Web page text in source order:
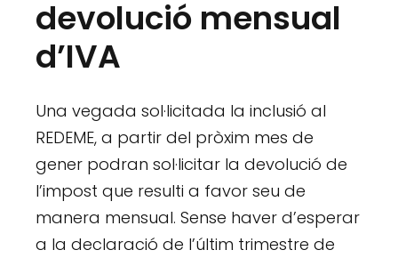
devolució mensual
d’IVA
Una vegada sol·licitada la inclusió al
REDEME, a partir del pròxim mes de
gener podran sol·licitar la devolució de
l’impost que resulti a favor seu de
manera mensual. Sense haver d’esperar
a la declaració de l’últim trimestre de